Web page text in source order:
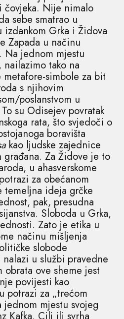
čovjeka. Nije nimalo
sebe smatrao u
izdankom Grka i Židova
Zapada u načinu
Na jednom mjestu
nailazimo tako na
simbole za bit
s njihovim
poslanstvom u
su Odisejev povratak
rata, što svjedoči o
boravišta
kao ljudske zajednice
Za Židove je to
u ahasverskome
za obećanom
temeljna ideja grčke
pak, presudna
Sloboda u Grka,
Zato je etika u
načinu mišljenja
slobode
u službi pravedne
obrata ove sheme jest
povijesti kao
potrazi za „trećom
jednom mjestu svojeg
Kafka. Cilj ili svrha